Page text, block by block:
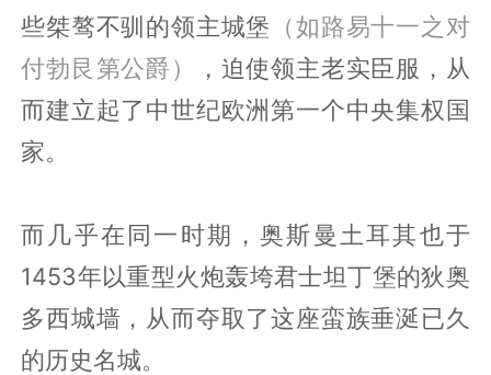
些桀骜不驯的领主城堡 （如路易十一之对
付勃艮第公爵）
，迫使领主老实臣服，从
而建立起了中世纪欧洲第一个中央集权国
家。
而几乎在同一时期，奥斯曼土耳其也于
1453年以重型火炮轰垮君士坦丁堡的狄奥
多西城墙，从而夺取了这座蛮族垂涎已久
的历史名城。